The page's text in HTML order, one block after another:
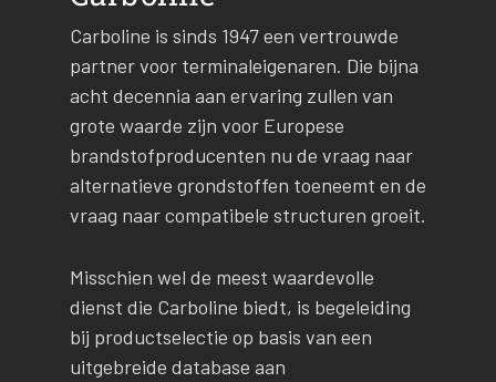
Carboline is sinds 1947 een vertrouwde
partner voor terminaleigenaren. Die bijna
acht decennia aan ervaring zullen van
grote waarde zijn voor Europese
brandstofproducenten nu de vraag naar
alternatieve grondstoffen toeneemt en de
vraag naar compatibele structuren groeit.
Misschien wel de meest waardevolle
dienst die Carboline biedt, is begeleiding
bij productselectie op basis van een
uitgebreide database aan